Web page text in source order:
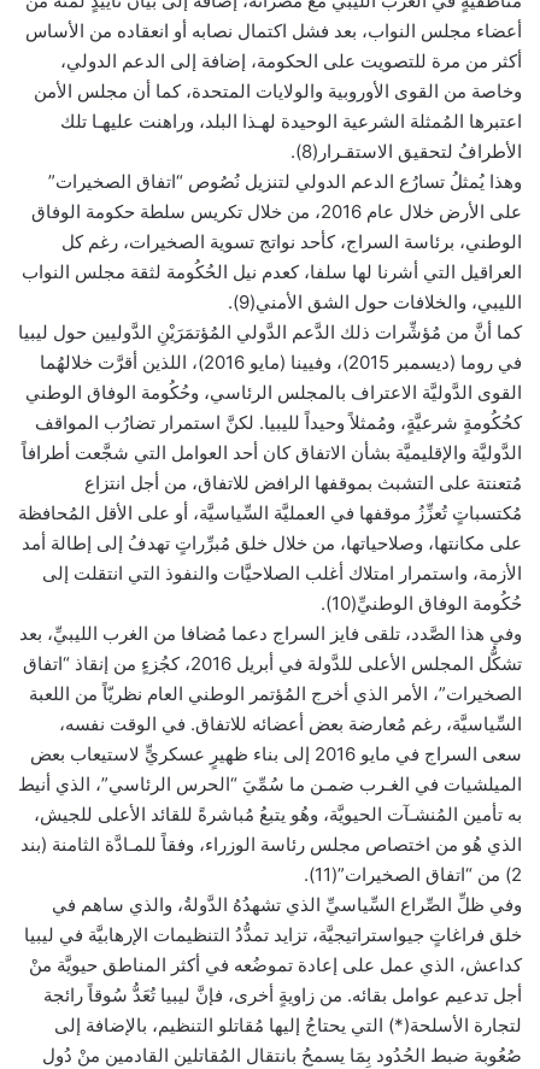
أعضاء مجلس النواب، بعد فشل اكتمال نصابه أو انعقاده من الأساس
أكثر من مرة للتصويت على الحكومة، إضافة إلى الدعم الدولي،
وخاصة من القوى الأوروبية والولايات المتحدة، كما أن مجلس الأمن
اعتبرها المُمثلة الشرعية الوحيدة لهـذا البلد، وراهنت عليهـا تلك
الأطرافُ لتحقيق الاستقـرار(8).
وهذا يُمثلُ تسارُع الدعم الدولي لتنزيل نُصُوص “اتفاق الصخيرات”
على الأرض خلال عام 2016، من خلال تكريس سلطة حكومة الوفاق
الوطني، برئاسة السراج، كأحد نواتج تسوية الصخيرات، رغم كل
العراقيل التي أشرنا لها سلفا، كعدم نيل الحُكُومة لثقة مجلس النواب
الليبي، والخلافات حول الشق الأمني(9).
كما أنَّ من مُؤشِّرات ذلك الدَّعم الدَّولي المُؤتمَرَيْنِ الدَّوليين حول ليبيا
في روما (ديسمبر 2015)، وفيينا (مايو 2016)، اللذين أقرَّت خلالهُما
القوى الدَّوليَّة الاعتراف بالمجلس الرئاسي، وحُكُومة الوفاق الوطني
كحُكُومةٍ شرعيَّةٍ، ومُمثلاً وحيداً لليبيا. لكنَّ استمرار تضارُب المواقف
الدَّوليَّة والإقليميَّة بشأن الاتفاق كان أحد العوامل التي شجَّعت أطرافاً
مُتعنتة على التشبث بموقفها الرافض للاتفاق، من أجل انتزاع
مُكتسباتٍ تُعزِّزُ موقفها في العمليَّة السِّياسيَّة، أو على الأقل المُحافظة
على مكانتها، وصلاحياتها، من خلال خلق مُبرِّراتٍ تهدفُ إلى إطالة أمد
الأزمة، واستمرار امتلاك أغلب الصلاحيَّات والنفوذ التي انتقلت إلى
حُكُومة الوفاق الوطنيِّ(10).
وفي هذا الصَّدد، تلقى فايز السراج دعما مُضافا من الغرب الليبيِّ، بعد
تشكُّل المجلس الأعلى للدَّولة في أبريل 2016، كجُزءٍ من إنقاذ “اتفاق
الصخيرات”، الأمر الذي أخرج المُؤتمر الوطني العام نظريّاً من اللعبة
السِّياسيَّة، رغم مُعارضة بعض أعضائه للاتفاق. في الوقت نفسه،
سعى السراج في مايو 2016 إلى بناء ظهيرٍ عسكريٍّ لاستيعاب بعض
الميلشيات في الغـرب ضمـن ما سُمِّيَ “الحرس الرئاسي”، الذي أنيط
به تأمين المُنشـآت الحيويَّة، وهُو يتبعُ مُباشرةً للقائد الأعلى للجيش،
الذي هُو من اختصاص مجلس رئاسة الوزراء، وفقاً للمـادَّة الثامنة (بند
2) من “اتفاق الصخيرات”(11).
وفي ظلِّ الصِّراع السِّياسيِّ الذي تشهدُهُ الدَّولةُ، والذي ساهم في
خلق فراغاتٍ جيواستراتيجيَّة، تزايد تمدُّدُ التنظيمات الإرهابيَّة في ليبيا
كداعش، الذي عمل على إعادة تموضُعه في أكثر المناطق حيويَّة منْ
أجل تدعيم عوامل بقائه. من زاويةٍ أخرى، فإنَّ ليبيا تُعَدُّ سُوقاً رائجة
لتجارة الأسلحة(*) التي يحتاجُ إليها مُقاتلو التنظيم، بالإضافة إلى
صُعُوبة ضبط الحُدُود بِمَا يسمحُ بانتقال المُقاتلين القادمين منْ دُول